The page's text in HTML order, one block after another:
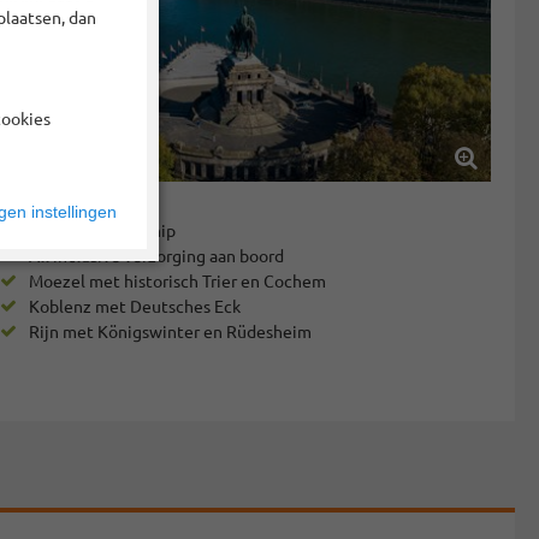
Luxe 4* cruiseschip
All inclusive verzorging aan boord
Moezel met historisch Trier en Cochem
Koblenz met Deutsches Eck
Rijn met Königswinter en Rüdesheim
dan
instellingen